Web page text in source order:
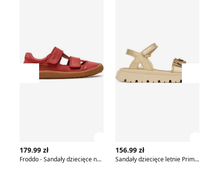
Przesuń w lewo
179.99 zł
Froddo - Sandały dziecięce na lato
156.99 zł
Sandały dziecięce letnie Primigi